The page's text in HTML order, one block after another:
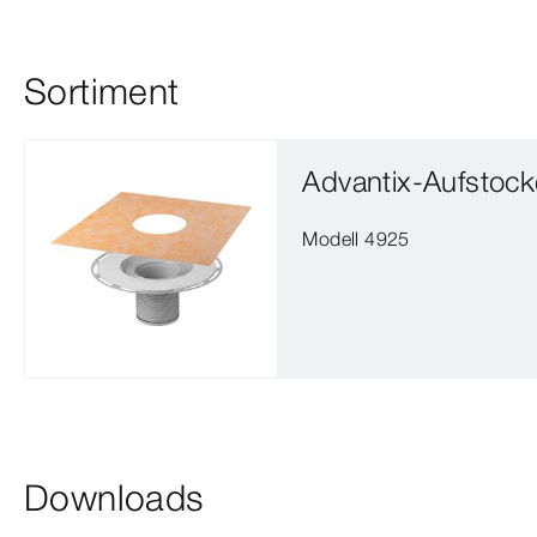
Sortiment
Advantix-
Modell 4925
Downloads